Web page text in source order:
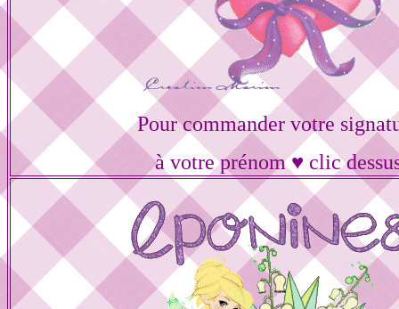
Pour commander votre
à votre prénom ♥ clic